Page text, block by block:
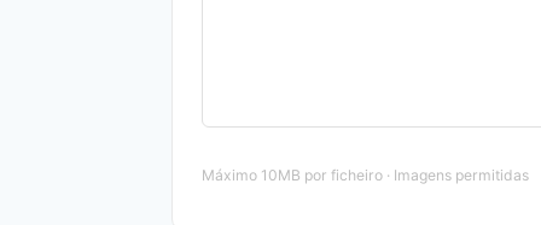
Máximo 10MB por ficheiro · Imagens permitidas